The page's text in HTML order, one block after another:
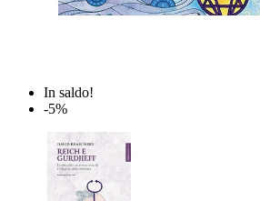
In saldo!
-5%